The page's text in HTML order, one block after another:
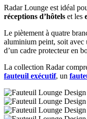
Radar Lounge est idéal
réceptions d’hôtels et les
Le piètement à quatre
aluminium peint, soit avec
d’un cadre protecteur en
La collection Radar
fauteuil exécutif, un